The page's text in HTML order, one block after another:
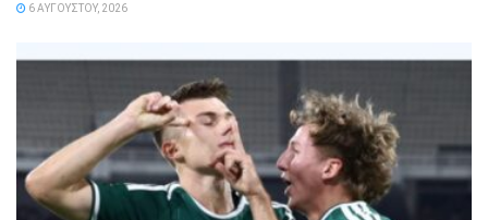
6 ΑΥΓΟΎΣΤΟΥ, 2026